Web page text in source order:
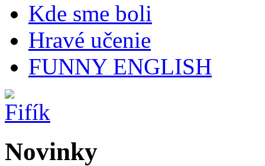
Kde sme boli
Hravé učenie
FUNNY ENGLISH
Novinky